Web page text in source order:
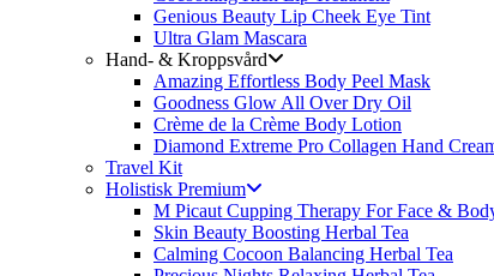
Genious Beauty Lip Cheek Eye Tint
Ultra Glam Mascara
Hand- & Kroppsvård
Amazing Effortless Body Peel Mask
Goodness Glow All Over Dry Oil
Crème de la Crème Body Lotion
Diamond Extreme Pro Collagen Hand
Travel Kit
Holistisk Premium
M Picaut Cupping Therapy For Face &
Skin Beauty Boosting Herbal Tea
Calming Cocoon Balancing Herbal Tea